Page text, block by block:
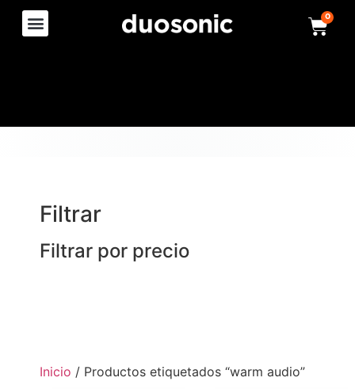
0
Filtrar
Filtrar por precio
Inicio / Productos etiquetados “warm audio”